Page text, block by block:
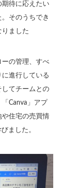
期待に応えたい
そのうちでき
ました
の管理、すべ
進行している
てチームとの
Canva」アプ
や住宅の売買情
ました。